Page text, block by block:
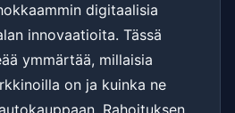
digitaalisia
innovaatioita. Tässä
ymmärtää, millaisia
on ja kuinka ne
Rahoituksen